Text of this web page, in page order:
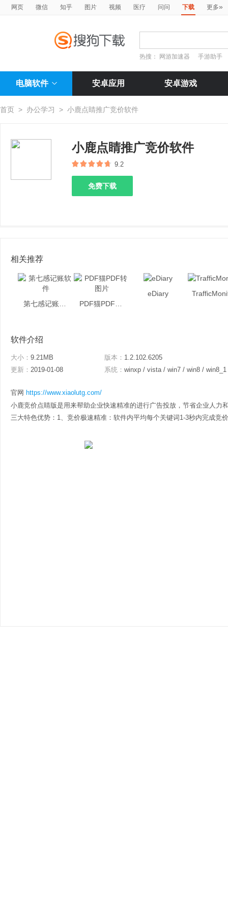
网页 微信 知乎 图片 视频 医疗 问问 下载 更多»
热搜： 网游加速器 手游助手
电脑软件 安卓应用 安卓游戏
首页 > 办公学习 > 小鹿点睛推广竞价软件
小鹿点睛推广竞价软件
9.2
免费下载
相关推荐
eDiary
软件介绍
大小： 9.21MB 版本： 1.2.102.6205
更新： 2019-01-08 系统： winxp / vista / win7 / win8 / win8_1
官网 https://www.xiaolutg.com/
小鹿竞价点睛版是用来帮助企业快速精准的进行广告投放，节省企业人力
三大特色优势：1、竞价极速精准：软件内平均每个关键词1-3秒内完成竞